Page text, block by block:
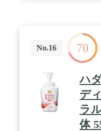
ヒアルロン酸、レチ
ラミドのようなトレ
されたこの製品は、
アソリューションで
リースクラブ&ボデ
ケア療法を向上させ
安全、効果的なフォ
ラは、すべての皮膚
パラベンが添加され
然成分から由来して
No.16 70
ハ
デ
ラ
体